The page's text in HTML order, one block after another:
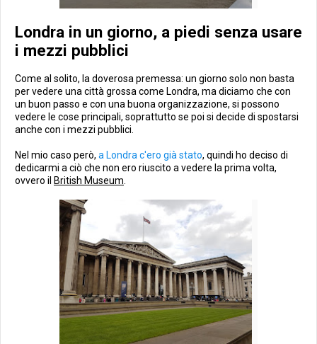
Londra in un giorno, a piedi senza usare
i mezzi pubblici
Come al solito, la doverosa premessa: un giorno solo non basta
per vedere una città grossa come Londra, ma diciamo che con
un buon passo e con una buona organizzazione, si possono
vedere le cose principali, soprattutto se poi si decide di spostarsi
anche con i mezzi pubblici.
Nel mio caso però, a Londra c'ero già stato, quindi ho deciso di
dedicarmi a ciò che non ero riuscito a vedere la prima volta,
ovvero il British Museum